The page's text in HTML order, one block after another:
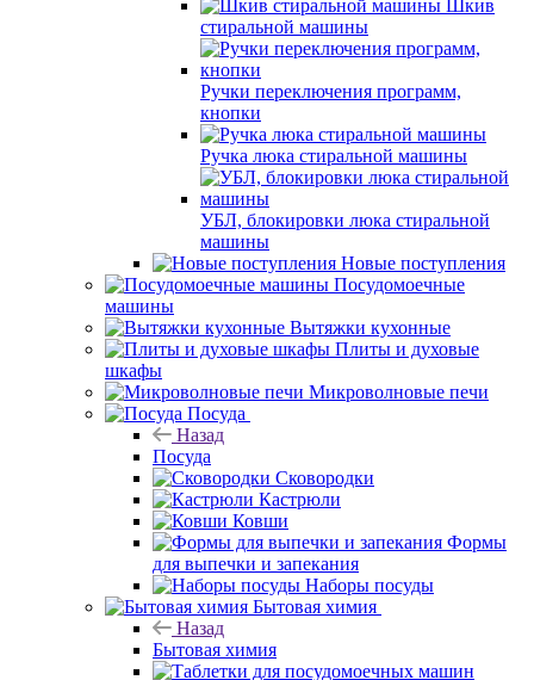
Шкив
стиральной машины
Ручки переключения программ,
кнопки
Ручка люка стиральной машины
УБЛ, блокировки люка стиральной
машины
Новые поступления
Посудомоечные
машины
Вытяжки кухонные
Плиты и духовые
шкафы
Микроволновые печи
Посуда
Назад
Посуда
Сковородки
Кастрюли
Ковши
Формы
для выпечки и запекания
Наборы посуды
Бытовая химия
Назад
Бытовая химия